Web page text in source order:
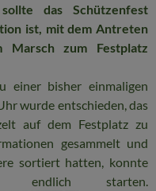
das Schützenfest
ist, mit dem Antreten
zum Festplatz
einer bisher einmaligen
wurde entschieden, das
auf dem Festplatz zu
gesammelt und
sortiert hatten, konnte
endlich starten.